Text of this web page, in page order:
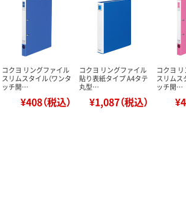
コクヨ リングファイル
スリムスタイル（ワンタ
ッチ開…
¥408（税込）
コクヨ リングファイル
貼り表紙タイプ A4タテ
丸型…
¥1,087（税込）
コクヨ
スリムス
ッチ開…